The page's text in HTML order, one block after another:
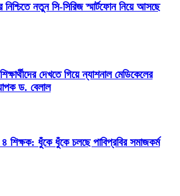
নিশ্চিতে নতুন সি-সিরিজ স্মার্টফোন নিয়ে আসছে
দেখতে গিয়ে ন্যাশনাল মেডিকেলের
ড. বেলাল
শিক্ষক: ধুঁকে ধুঁকে চলছে পাবিপ্রবির সমাজকর্ম